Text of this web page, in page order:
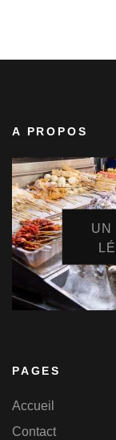
A PROPOS
UN
PAGES
Accueil
Contact